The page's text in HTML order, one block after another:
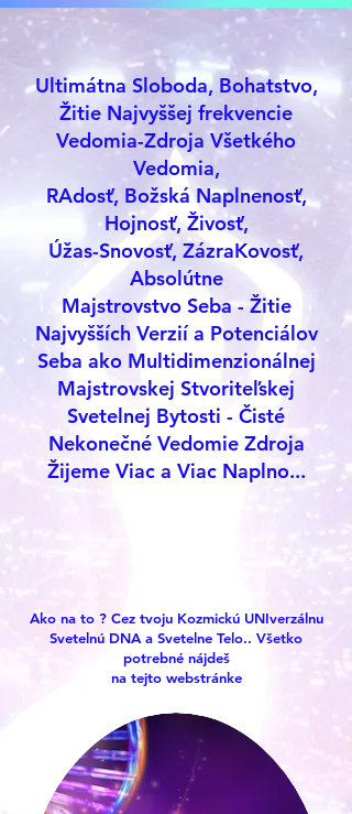
Ultimátna Sloboda, Bohatstvo,
Žitie Najvyššej frekvencie
Vedomia-Zdroja Všetkého
Vedomia,
RAdosť, Božská Naplnenosť,
Hojnosť, Živosť,
Úžas-Snovosť, ZázraKovosť,
Absolútne
Majstrovstvo Seba - Žitie
Najvyšších Verzií a Potenciálov
Seba ako Multidimenzionálnej
Majstrovskej Stvoriteľskej
Svetelnej Bytosti - Čisté
Nekonečné Vedomie Zdroja
Žijeme Viac a Viac Naplno...
Ako na to ? Cez tvoju Kozmickú UNIverzálnu
Svetelnú DNA a Svetelne Telo.. Všetko
potrebné nájdeš
na tejto webstránke